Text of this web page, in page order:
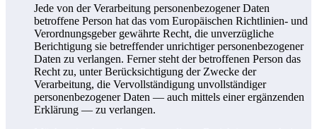
Jede von der Verarbeitung personenbezogener Daten
betroffene Person hat das vom Europäischen Richtlinien- und
Verordnungsgeber gewährte Recht, die unverzügliche
Berichtigung sie betreffender unrichtiger personenbezogener
Daten zu verlangen. Ferner steht der betroffenen Person das
Recht zu, unter Berücksichtigung der Zwecke der
Verarbeitung, die Vervollständigung unvollständiger
personenbezogener Daten — auch mittels einer ergänzenden
Erklärung — zu verlangen.